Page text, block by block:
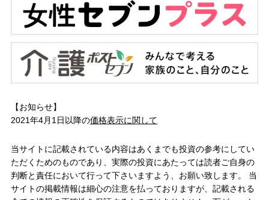
【お知らせ】
2021年4月1日以降の価格表示に関して
当サイトに記載されている内容はあくまでも投資の参考にしてい
ただくためのものであり、実際の投資にあたっては読者ご自身の
判断と責任において行って下さいますよう、お願い致します。 当
サイトの掲載情報は細心の注意を払っておりますが、記載される